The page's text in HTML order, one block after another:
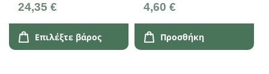
24,35 €
Επιλέξτε βάρος
Λειβαδερού
4,60 €
Προσθήκη